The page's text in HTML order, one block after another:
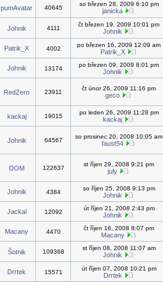
pumAvatar 40645
so březen 28, 2009 6:10 pm
janicka
Johnik 4111
čt březen 19, 2009 10:01 pm
Johnik
Patrik_X 4002
po březen 16, 2009 12:09 am
Patrik_X
Johnik 13174
po březen 09, 2009 8:01 pm
Johnik
RedZero 23911
čt únor 26, 2009 11:16 pm
geco
kackaj 19015
po leden 26, 2009 11:28 pm
kackaj
Johnik 64567
so prosinec 20, 2008 10:05 am
faust54
DOM 122637
st říjen 29, 2008 9:21 pm
july
Johnik 4384
so říjen 25, 2008 9:13 pm
Johnik
Jackal 12092
út říjen 21, 2008 2:43 pm
Johnik
Macany 4470
čt říjen 16, 2008 8:07 pm
Macany
Šotnik 109368
st říjen 08, 2008 11:07 am
Johnik
Drrtek 15571
út říjen 07, 2008 10:21 pm
Drrtek